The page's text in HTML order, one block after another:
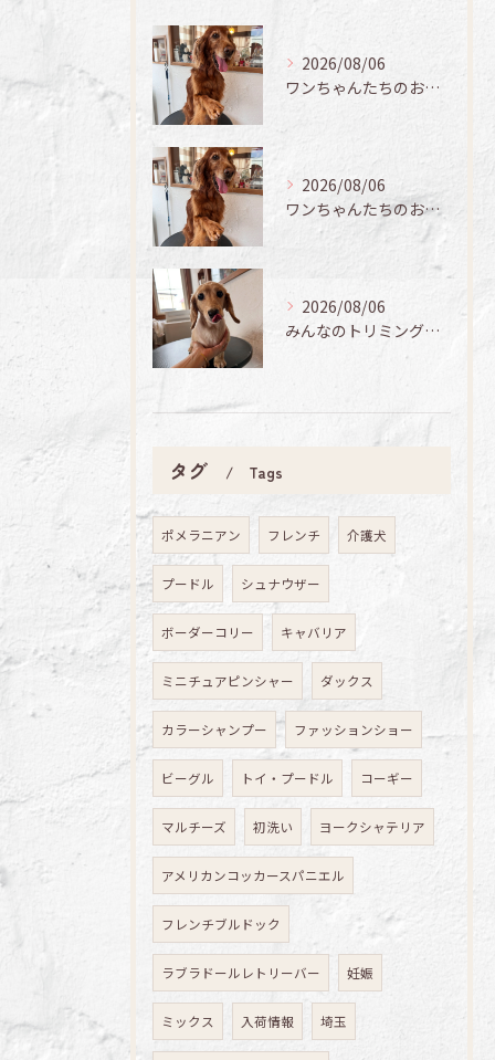
2026/08/06
ワンちゃんたちのお手入れ日記🐶✨
2026/08/06
ワンちゃんたちのお手入れ日記🐶✨
2026/08/06
みんなのトリミング日記🌟
タグ Tags
ポメラニアン フレンチ 介護犬
プードル シュナウザー
ボーダーコリー キャバリア
ミニチュアピンシャー ダックス
カラーシャンプー ファッションショー
ビーグル トイ・プードル コーギー
マルチーズ 初洗い ヨークシャテリア
アメリカンコッカースパニエル
フレンチブルドック
ラブラドールレトリーバー 妊娠
ミックス 入荷情報 埼玉